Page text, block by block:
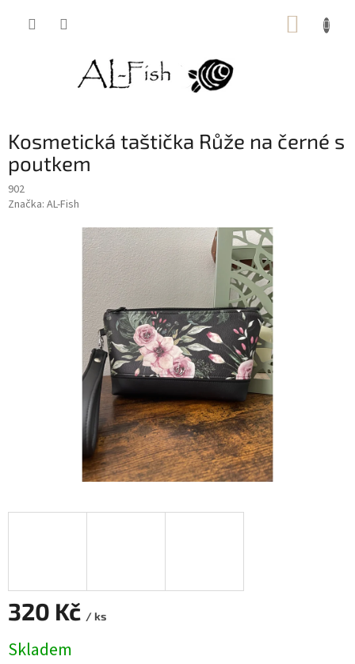
Kosmetická taštička Růže na černé s
poutkem
902
Značka: AL-Fish
320 Kč / ks
cena:
Skladem